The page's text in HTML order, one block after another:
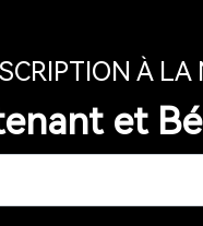
À
et